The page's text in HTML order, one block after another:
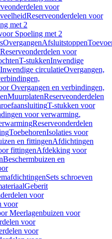
voor
Reserveonderdelen voor
met 2
Spoeling met 2
OvergangenAfsluitstoppen
Reserveonderdelen voor
T-stukkenInwendige
circulatieOvergangen,
Overgangen en verbindingen,
MuurplatenReserveonderdelen
T-stukken voor
voor verwarming,
Reserveonderdelen
ToebehorenIsolaties voor
en fittingenAfdichtingen
fittingenAfdekking voor
Beschermbuizen en
Sets schroeven
Geberit
voor
voor
Meerlagenbuizen voor
voor
voor